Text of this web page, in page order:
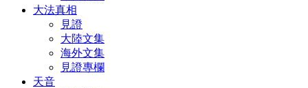
大法真相
見證
大陸文集
海外文集
見證專欄
天音